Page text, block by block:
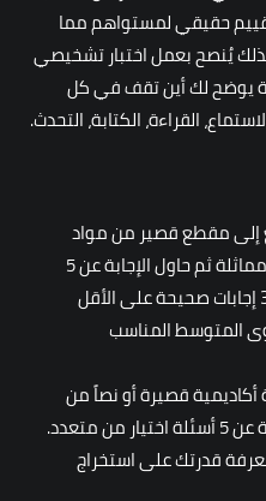
حقيقي لمستواهم مما
يُنصح بعمل اختبار تشخيصي
أكثر من 20 دقيقة يوضح لك أين تقف في كل
القراءة، الكتابة، التحدث.
إلى مقطع قصير من مواد
الآيلتس الرسمية أو مقاطع مماثلة ثم حاول الإجابة عن 5
أسئلة فقط. إذا حصلت على 3 إجابات صحيحة على الأقل
المتوسط المناسب
أكاديمية قصيرة أو نصاً من
مقالات الصحف وحاول الإجابة عن 5 أسئلة اختيار من متعدد.
قدرتك على استخراج